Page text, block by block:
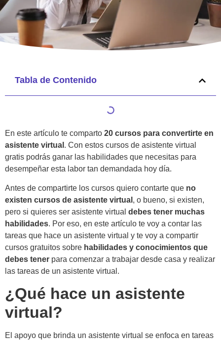
Tabla de Contenido
En este artículo te comparto 20 cursos para convertirte en
asistente virtual . Con estos cursos de asistente virtual
gratis podrás ganar las habilidades que necesitas para
desempeñar esta labor tan demandada hoy día.
Antes de compartirte los cursos quiero contarte que no
existen cursos de asistente virtual , o bueno, si existen,
pero si quieres ser asistente virtual debes tener muchas
habilidades. Por eso, en este artículo te voy a contar las
tareas que hace un asistente virtual y te voy a compartir
cursos gratuitos sobre habilidades y conocimientos que
debes tener para comenzar a trabajar desde casa y realizar
las tareas de un asistente virtual.
¿Qué hace un asistente
virtual?
El apoyo que brinda un asistente virtual se enfoca en tareas